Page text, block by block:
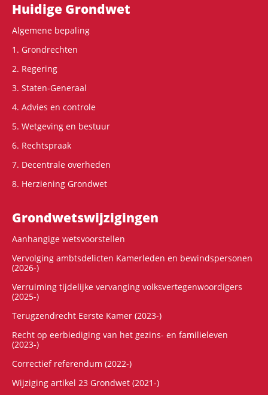
Hoofdnavigatie
Huidige Grondwet
Algemene bepaling
1. Grondrechten
2. Regering
3. Staten-Generaal
4. Advies en controle
5. Wetgeving en bestuur
6. Rechtspraak
7. Decentrale overheden
8. Herziening Grondwet
Grondwets­wijzigingen
Aanhangige wetsvoorstellen
Vervolging ambtsdelicten Kamerleden en bewindspersonen
(2026-)
Verruiming tijdelijke vervanging volksvertegenwoordigers
(2025-)
Terugzendrecht Eerste Kamer (2023-)
Recht op eerbiediging van het gezins- en familieleven
(2023-)
Correctief referendum (2022-)
Wijziging artikel 23 Grondwet (2021-)